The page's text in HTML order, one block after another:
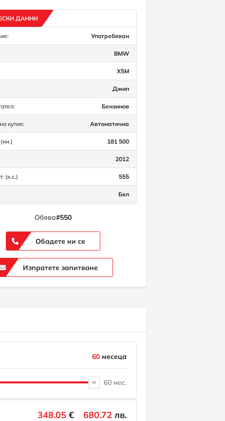
ДАННИ
Употребяван
BMW
X5M
Джип
Бензинов
кутия: Автоматична
181 500
2012
(к.с.) 555
Бял
Обява#550
Обадете ни се
Изпратете запитване
60 месеца
60 мес.
348.05 € 680.72 лв.